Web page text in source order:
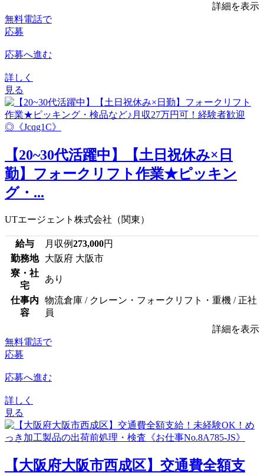
詳細を表示
無料電話で
応募
応募へ進む
詳しく
見る
【20~30代活躍中】【土日祝休み×日
勤】フォークリフト作業★ピッキン
グ・...
UTエージェント株式会社（関東）
給与 月収例273,000円
勤務地
大阪府 大阪市
寮・社
宅
あり
仕事内
容
物流倉庫 / クレーン・フォークリフト・重機 / 正社
員
詳細を表示
無料電話で
応募
応募へ進む
詳しく
見る
【大阪府大阪市西成区】交通費全額支